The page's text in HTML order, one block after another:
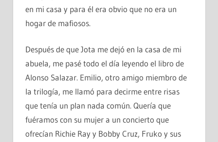
en mi casa y para él era obvio que no era un
hogar de mafiosos.
Después de que Jota me dejó en la casa de mi
abuela, me pasé todo el día leyendo el libro de
Alonso Salazar. Emilio, otro amigo miembro de
la trilogía, me llamó para decirme entre risas
que tenía un plan nada común. Quería que
fuéramos con su mujer a un concierto que
ofrecían Richie Ray y Bobby Cruz, Fruko y sus